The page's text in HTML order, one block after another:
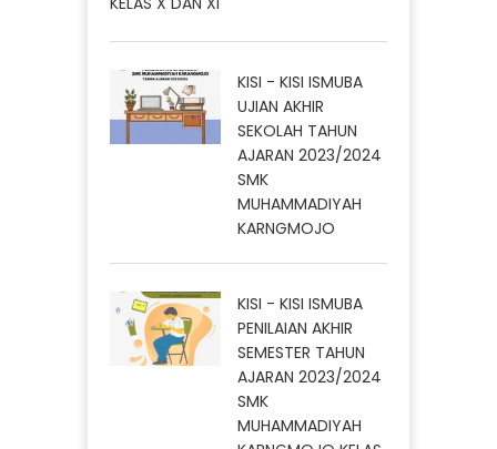
KISI - KISI ISMUBA
UJIAN AKHIR
SEKOLAH TAHUN
AJARAN 2023/2024
SMK
MUHAMMADIYAH
KARNGMOJO
KISI - KISI ISMUBA
PENILAIAN AKHIR
SEMESTER TAHUN
AJARAN 2023/2024
SMK
MUHAMMADIYAH